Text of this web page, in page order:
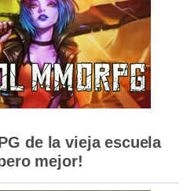
de la vieja escuela
mejor!